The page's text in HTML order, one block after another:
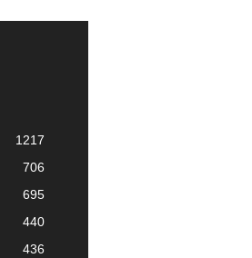
1217
706
695
440
436